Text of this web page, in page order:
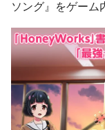
ソング』をゲーム